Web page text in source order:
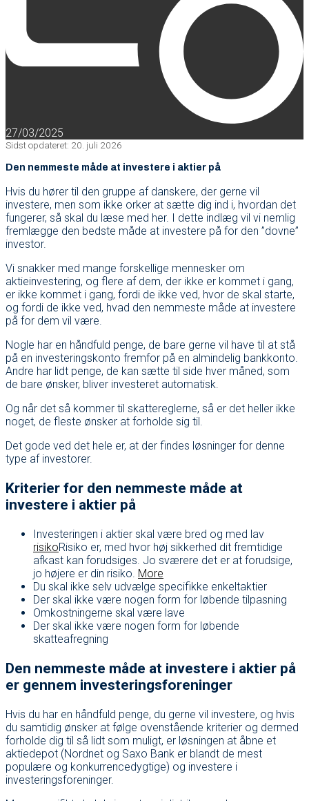
27/03/2025
Sidst opdateret: 20. juli 2026
Den nemmeste måde at investere i aktier på
Hvis du hører til den gruppe af danskere, der gerne vil
investere, men som ikke orker at sætte dig ind i, hvordan det
fungerer, så skal du læse med her. I dette indlæg vil vi nemlig
fremlægge den bedste måde at investere på for den ”dovne”
investor.
Vi snakker med mange forskellige mennesker om
aktieinvestering, og flere af dem, der ikke er kommet i gang,
er ikke kommet i gang, fordi de ikke ved, hvor de skal starte,
og fordi de ikke ved, hvad den nemmeste måde at investere
på for dem vil være.
Nogle har en håndfuld penge, de bare gerne vil have til at stå
på en investeringskonto fremfor på en almindelig bankkonto.
Andre har lidt penge, de kan sætte til side hver måned, som
de bare ønsker, bliver investeret automatisk.
Og når det så kommer til skattereglerne, så er det heller ikke
noget, de fleste ønsker at forholde sig til.
Det gode ved det hele er, at der findes løsninger for denne
type af investorer.
Kriterier for den nemmeste måde at
investere i aktier på
Investeringen i aktier skal være bred og med lav
risikoRisiko er, med hvor høj sikkerhed dit fremtidige
afkast kan forudsiges. Jo sværere det er at forudsige,
jo højere er din risiko. More
Du skal ikke selv udvælge specifikke enkeltaktier
Der skal ikke være nogen form for løbende tilpasning
Omkostningerne skal være lave
Der skal ikke være nogen form for løbende
skatteafregning
Den nemmeste måde at investere i aktier på
er gennem investeringsforeninger
Hvis du har en håndfuld penge, du gerne vil investere, og hvis
du samtidig ønsker at følge ovenstående kriterier og dermed
forholde dig til så lidt som muligt, er løsningen at åbne et
aktiedepot (Nordnet og Saxo Bank er blandt de mest
populære og konkurrencedygtige) og investere i
investeringsforeninger.